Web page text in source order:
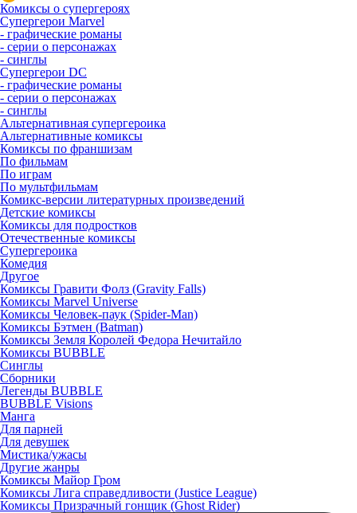
Комиксы о супергероях
Супергерои Marvel
- графические романы
- серии о персонажах
- синглы
Супергерои DC
- графические романы
- серии о персонажах
- синглы
Альтернативная супергероика
Альтернативные комиксы
Комиксы по франшизам
По фильмам
По играм
По мультфильмам
Комикс-версии литературных произведений
Детские комиксы
Комиксы для подростков
Отечественные комиксы
Супергероика
Комедия
Другое
Комиксы Гравити Фолз (Gravity Falls)
Комиксы Marvel Universe
Комиксы Человек-паук (Spider-Man)
Комиксы Бэтмен (Batman)
Комиксы Земля Королей Федора Нечитайло
Комиксы BUBBLE
Синглы
Сборники
Легенды BUBBLE
BUBBLE Visions
Манга
Для парней
Для девушек
Мистика/ужасы
Другие жанры
Комиксы Майор Гром
Комиксы Лига справедливости (Justice League)
Комиксы Призрачный гонщик (Ghost Rider)